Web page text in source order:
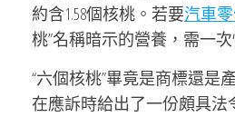
約含1.58個核桃。若要汽車
桃”名稱暗示的營養，需一次
“六個核桃”畢竟是商標還是
在應訴時給出了一份頗具法